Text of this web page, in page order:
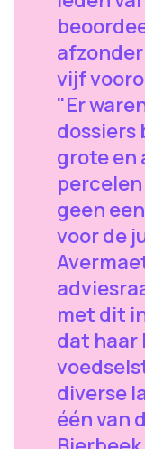
vijf
"Er
dossiers
grote en
geen
voor de
met dit
dat haar
diverse
één van